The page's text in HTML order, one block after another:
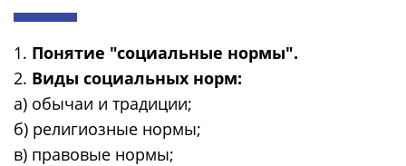
1. Понятие "социальные нормы".
2. Виды социальных норм:
а) обычаи и традиции;
б) религиозные нормы;
в) правовые нормы;